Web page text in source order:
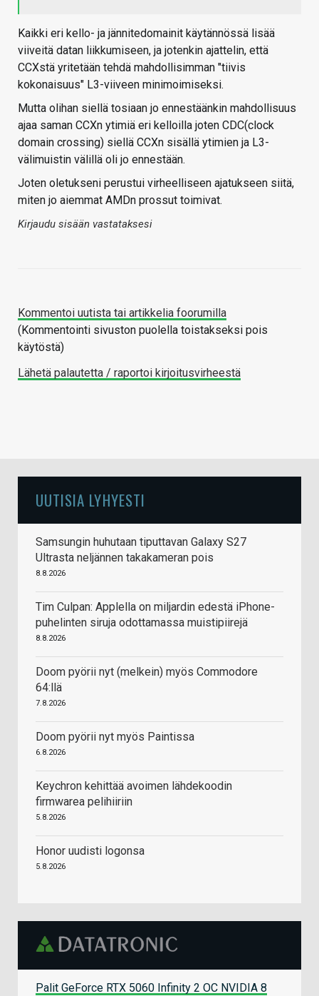
Kaikki eri kello- ja jännitedomainit käytännössä lisää
viiveitä datan liikkumiseen, ja jotenkin ajattelin, että
CCXstä yritetään tehdä mahdollisimman "tiivis
kokonaisuus" L3-viiveen minimoimiseksi.
Mutta olihan siellä tosiaan jo ennestäänkin mahdollisuus
ajaa saman CCXn ytimiä eri kelloilla joten CDC(clock
domain crossing) siellä CCXn sisällä ytimien ja L3-
välimuistin välillä oli jo ennestään.
Joten oletukseni perustui virheelliseen ajatukseen siitä,
miten jo aiemmat AMDn prossut toimivat.
Kirjaudu sisään vastataksesi
Kommentoi uutista tai artikkelia foorumilla
(Kommentointi sivuston puolella toistakseksi pois
käytöstä)
Lähetä palautetta / raportoi kirjoitusvirheestä
UUTISIA LYHYESTI
Samsungin huhutaan tiputtavan Galaxy S27
Ultrasta neljännen takakameran pois
8.8.2026
Tim Culpan: Applella on miljardin edestä iPhone-
puhelinten siruja odottamassa muistipiirejä
8.8.2026
Doom pyörii nyt (melkein) myös Commodore
64:llä
7.8.2026
Doom pyörii nyt myös Paintissa
6.8.2026
Keychron kehittää avoimen lähdekoodin
firmwarea pelihiiriin
5.8.2026
Honor uudisti logonsa
5.8.2026
Palit GeForce RTX 5060 Infinity 2 OC NVIDIA 8